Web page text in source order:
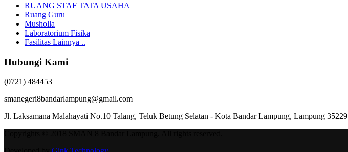
RUANG STAF TATA USAHA
Ruang Guru
Musholla
Laboratorium Fisika
Fasilitas Lainnya ..
Hubungi Kami
(0721) 484453
smanegeri8bandarlampung@gmail.com
Jl. Laksamana Malahayati No.10 Talang, Teluk Betung Selatan - Kota Bandar Lampung, Lampung 35229